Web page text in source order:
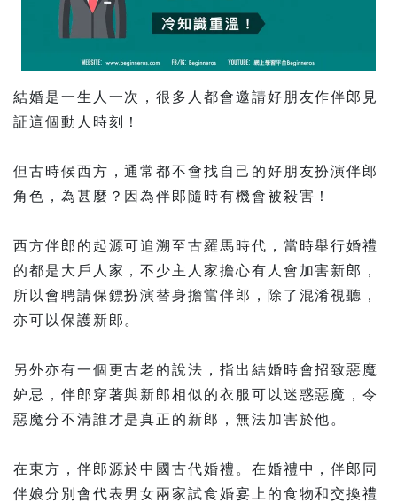
結婚是一生人一次，很多人都會邀請好朋友作伴郎見
証這個動人時刻！
但古時候西方，通常都不會找自己的好朋友扮演伴郎
角色，為甚麼？因為伴郎隨時有機會被殺害！
西方伴郎的起源可追溯至古羅馬時代，當時舉行婚禮
的都是大戶人家，不少主人家擔心有人會加害新郎，
所以會聘請保鏢扮演替身擔當伴郎，除了混淆視聽，
亦可以保護新郎。
另外亦有一個更古老的說法，指出結婚時會招致惡魔
妒忌，伴郎穿著與新郎相似的衣服可以迷惑惡魔，令
惡魔分不清誰才是真正的新郎，無法加害於他。
在東方，伴郎源於中國古代婚禮。在婚禮中，伴郎同
伴娘分別會代表男女兩家試食婚宴上的食物和交換禮